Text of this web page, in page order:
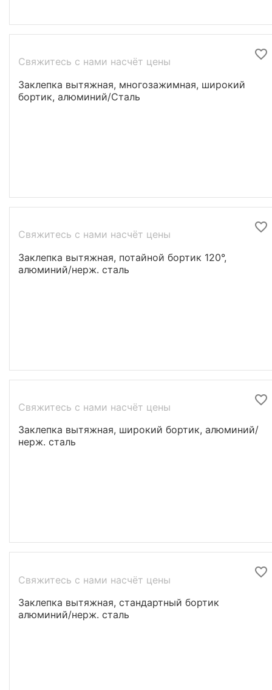
Свяжитесь с нами насчёт цены
Заклепка вытяжная, многозажимная, широкий
бортик, алюминий/Сталь
Свяжитесь с нами насчёт цены
Заклепка вытяжная, потайной бортик 120°,
алюминий/нерж. сталь
Свяжитесь с нами насчёт цены
Заклепка вытяжная, широкий бортик, алюминий/
нерж. сталь
Свяжитесь с нами насчёт цены
Заклепка вытяжная, стандартный бортик
алюминий/нерж. сталь